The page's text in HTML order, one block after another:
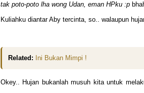
tak poto-poto lha wong Udan, eman HPku :p
Kuliahku diantar Aby tercinta, so.. walaupun
Related: Ini Bukan Mimpi !
Okey.. Hujan bukanlah musuh kita untuk